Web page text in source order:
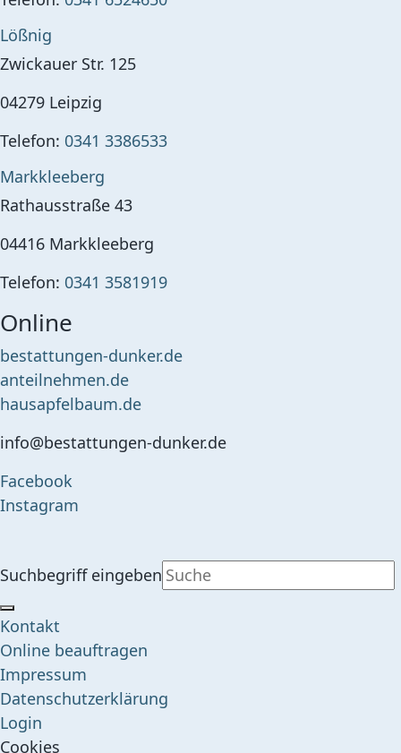
Lößnig
Zwickauer Str. 125
04279 Leipzig
Telefon: 0341 3386533
Markkleeberg
Rathausstraße 43
04416 Markkleeberg
Telefon: 0341 3581919
Online
bestattungen-dunker.de
anteilnehmen.de
hausapfelbaum.de
info@bestattungen-dunker.de
Facebook
Instagram
Suchbegriff eingeben
Kontakt
Online beauftragen
Impressum
Datenschutzerklärung
Login
Cookies